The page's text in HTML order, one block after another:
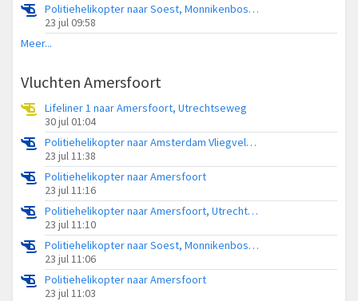
Politiehelikopter naar Soest, Monnikenboschweg
23 jul 09:58
Meer...
Vluchten Amersfoort
Lifeliner 1 naar Amersfoort, Utrechtseweg
30 jul 01:04
Politiehelikopter naar Amsterdam Vliegveld Schiphol
23 jul 11:38
Politiehelikopter naar Amersfoort
23 jul 11:16
Politiehelikopter naar Amersfoort, Utrechtseweg
23 jul 11:10
Politiehelikopter naar Soest, Monnikenboschweg
23 jul 11:06
Politiehelikopter naar Amersfoort
23 jul 11:03